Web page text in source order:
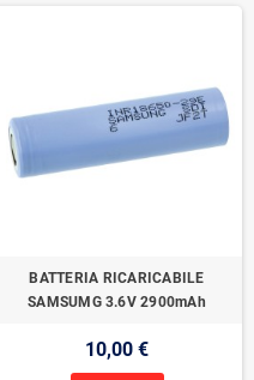
BATTERIA RICARICABILE
SAMSUMG 3.6V 2900mAh
10,00 €